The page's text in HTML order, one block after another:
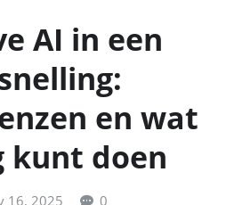
AI in een
en wat
kunt doen
16, 2025 0